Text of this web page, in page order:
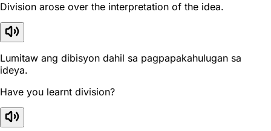
Division arose over the interpretation of the idea.
Lumitaw ang dibisyon dahil sa pagpapakahulugan sa
ideya.
Have you learnt division?